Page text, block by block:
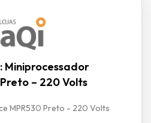
– 220 Volts
MPR530 Preto - 220 Volts